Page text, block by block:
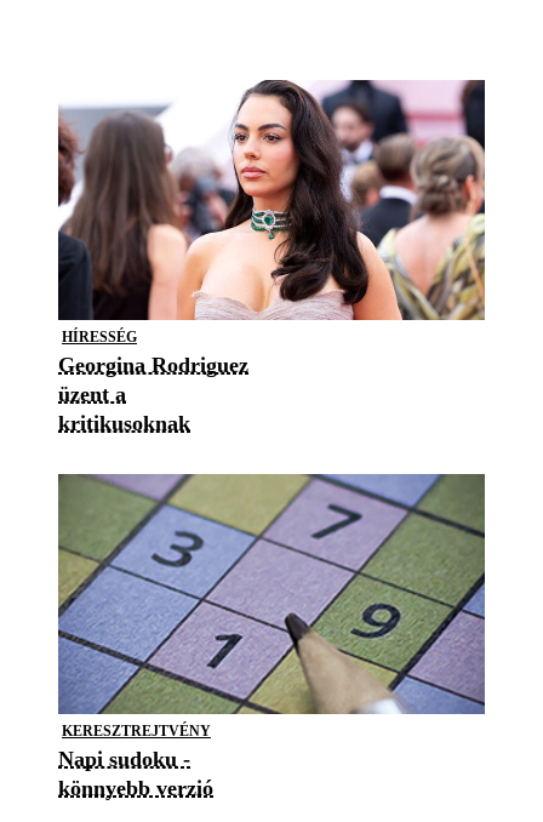
HÍRESSÉG
Georgina Rodriguez
üzent a
kritikusoknak
KERESZTREJTVÉNY
Napi sudoku -
könnyebb verzió